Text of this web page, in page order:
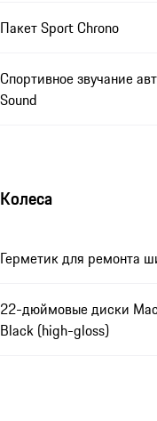
Пакет Sport Chrono
Спортивное звучание
Sound
Колеса
Герметик для ремонта
22-дюймовые диски
Black (high-gloss)